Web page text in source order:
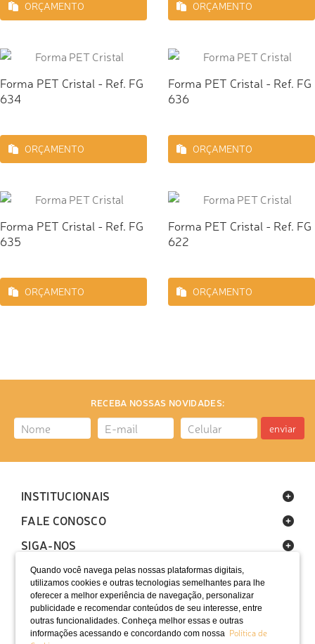
Quando você navega pelas nossas plataformas digitais,
utilizamos cookies e outras tecnologias semelhantes para lhe
oferecer a melhor experiência de navegação, personalizar
publicidade e recomendar conteúdos de seu interesse, entre
outras funcionalidades. Conheça melhor essas e outras
informações acessando e concordando com nossa Política de
ORÇAMENTO ORÇAMENTO
Forma PET Cristal - Ref. FG
634
ORÇAMENTO
Forma PET Cristal - Ref. FG
636
ORÇAMENTO
Forma PET Cristal - Ref. FG
635
ORÇAMENTO
Forma PET Cristal - Ref. FG
622
ORÇAMENTO
RECEBA NOSSAS NOVIDADES:
enviar
INSTITUCIONAIS
FALE CONOSCO
SIGA-NOS
LOCALIZAÇÃO